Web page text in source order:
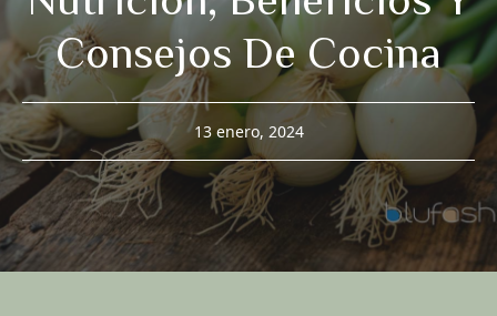
Consejos De Cocina
13 enero, 2024